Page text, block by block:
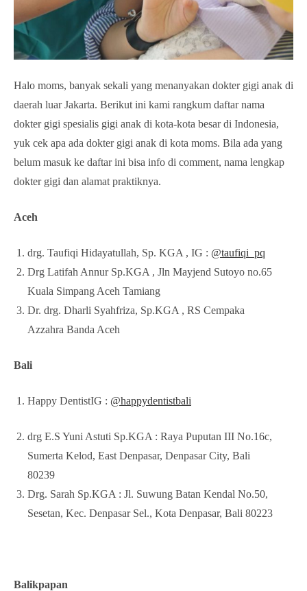
Halo moms, banyak sekali yang menanyakan dokter gigi anak di
daerah luar Jakarta. Berikut ini kami rangkum daftar nama
dokter gigi spesialis gigi anak di kota-kota besar di Indonesia,
yuk cek apa ada dokter gigi anak di kota moms. Bila ada yang
belum masuk ke daftar ini bisa info di comment, nama lengkap
dokter gigi dan alamat praktiknya.
Aceh
drg. Taufiqi Hidayatullah, Sp. KGA , IG : @taufiqi_pq
Drg Latifah Annur Sp.KGA , Jln Mayjend Sutoyo no.65
Kuala Simpang Aceh Tamiang
Dr. drg. Dharli Syahfriza, Sp.KGA , RS Cempaka
Azzahra Banda Aceh
Bali
Happy DentistIG : @happydentistbali
drg E.S Yuni Astuti Sp.KGA : Raya Puputan III No.16c,
Sumerta Kelod, East Denpasar, Denpasar City, Bali
80239
Drg. Sarah Sp.KGA : Jl. Suwung Batan Kendal No.50,
Sesetan, Kec. Denpasar Sel., Kota Denpasar, Bali 80223
Balikpapan